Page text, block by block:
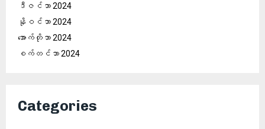
ဒီဇင်ဘာ 2024
နိုဝင်ဘာ 2024
အောက်တိုဘာ 2024
စက်တင်ဘာ 2024
Categories